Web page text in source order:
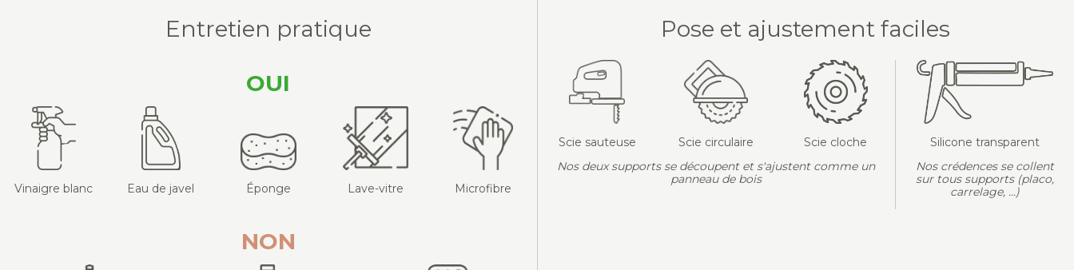
Entretien pratique
OUI
Vinaigre blanc Eau de javel Éponge Lave-vitre Microfibre
NON
Pose et ajustement faciles
Scie sauteuse Scie circulaire
Scie cloche
Nos deux supports se découpent et s'ajustent comme un
panneau de bois
Silicone transparent
Nos crédences se collent
sur tous supports (placo,
carrelage, ...)